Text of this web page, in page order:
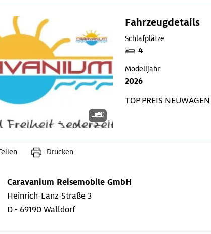
Fahrzeugdetails
Schlafplätze
4
Modelljahr
2026
TOP PREIS NEUWAGEN
Drucken
Caravanium Reisemobile GmbH
Heinrich-Lanz-Straße 3
D - 69190 Walldorf